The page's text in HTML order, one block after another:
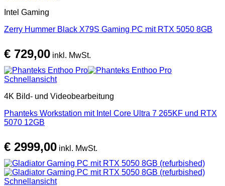
Intel Gaming
Zerry Hummer Black X79S Gaming PC mit RTX 5050 8GB
€ 729,00 inkl. MwSt.
Schnellansicht
4K Bild- und Videobearbeitung
Phanteks Workstation mit Intel Core Ultra 7 265KF und RTX
5070 12GB
€ 2999,00 inkl. MwSt.
Schnellansicht